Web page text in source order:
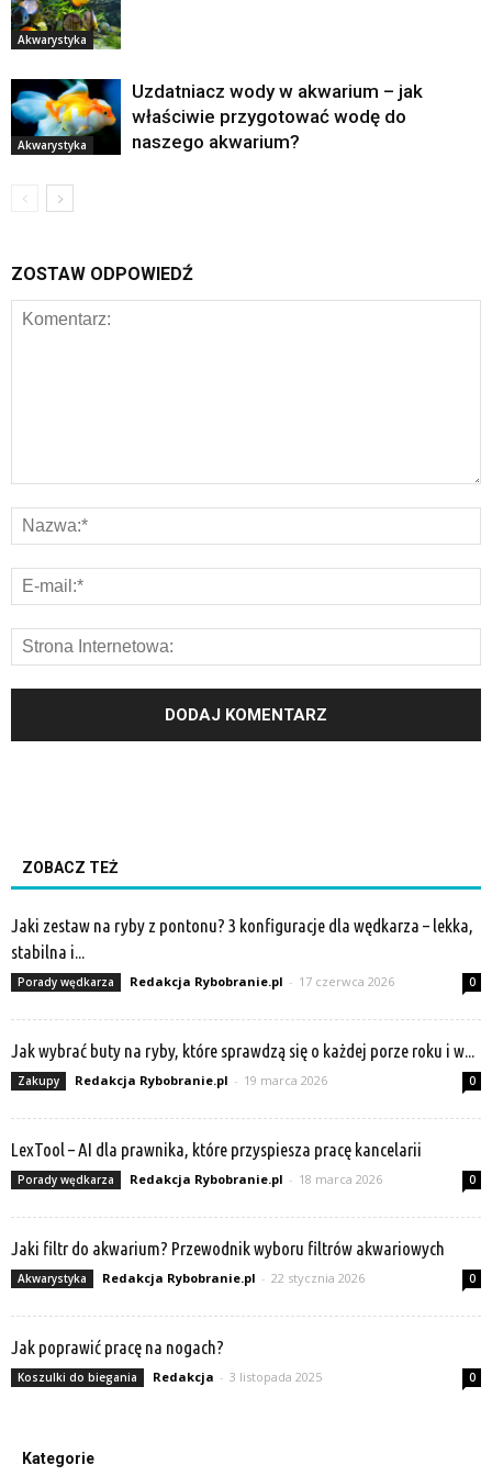
Akwarystyka
Akwarystyka
Uzdatniacz wody w akwarium – jak
właściwie przygotować wodę do
naszego akwarium?
ZOSTAW ODPOWIEDŹ
ZOBACZ TEŻ
Jaki zestaw na ryby z pontonu? 3 konfiguracje dla wędkarza – lekka,
stabilna i...
Porady wędkarza Redakcja Rybobranie.pl - 17 czerwca 2026 0
Jak wybrać buty na ryby, które sprawdzą się o każdej porze roku i w...
Zakupy Redakcja Rybobranie.pl - 19 marca 2026 0
LexTool – AI dla prawnika, które przyspiesza pracę kancelarii
Porady wędkarza Redakcja Rybobranie.pl - 18 marca 2026 0
Jaki filtr do akwarium? Przewodnik wyboru filtrów akwariowych
Akwarystyka Redakcja Rybobranie.pl - 22 stycznia 2026 0
Jak poprawić pracę na nogach?
Koszulki do biegania Redakcja - 3 listopada 2025 0
Kategorie